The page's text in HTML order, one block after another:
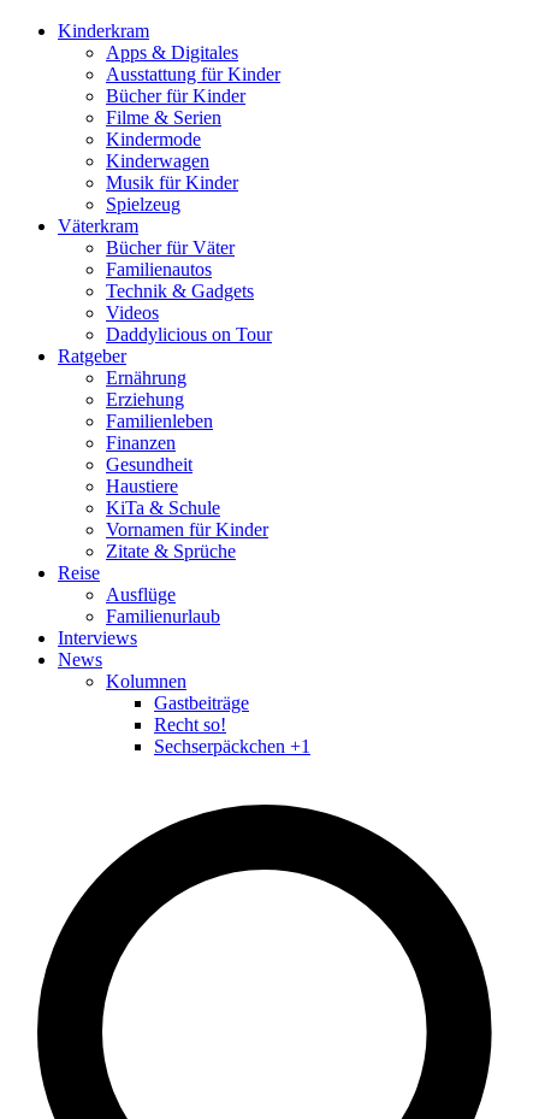
Kinderkram
Apps & Digitales
Ausstattung für Kinder
Bücher für Kinder
Filme & Serien
Kindermode
Kinderwagen
Musik für Kinder
Spielzeug
Väterkram
Bücher für Väter
Familienautos
Technik & Gadgets
Videos
Daddylicious on Tour
Ratgeber
Ernährung
Erziehung
Familienleben
Finanzen
Gesundheit
Haustiere
KiTa & Schule
Vornamen für Kinder
Zitate & Sprüche
Reise
Ausflüge
Familienurlaub
Interviews
News
Kolumnen
Gastbeiträge
Recht so!
Sechserpäckchen +1